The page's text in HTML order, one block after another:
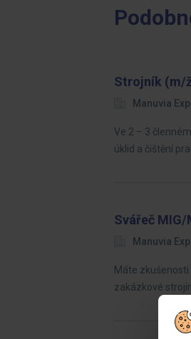
Strojník (m/
Manuvia
Ve 2 – 3
úklid a čištění
Svářeč
Manuvia
Máte
zakázkové